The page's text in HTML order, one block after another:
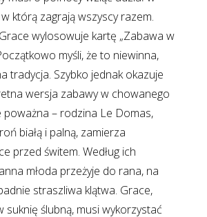
którą zagrają wszyscy razem.
wylosowuje kartę „Zabawa w
myśli, że to niewinna,
tradycja. Szybko jednak okazuje
wersja zabawy w chowanego
poważna – rodzina Le Domas,
białą i palną, zamierza
przed świtem. Według ich
młoda przeżyje do rana, na
straszliwa klątwa. Grace,
suknię ślubną, musi wykorzystać